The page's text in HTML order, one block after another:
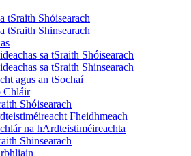
tSraith Shóisearach
tSraith Shinsearach
sa tSraith Shóisearach
sa tSraith Shinsearach
agus an tSochaí
Chláir
Shóisearach
Fheidhmeach
na hArdteistiméireachta
Shinsearach